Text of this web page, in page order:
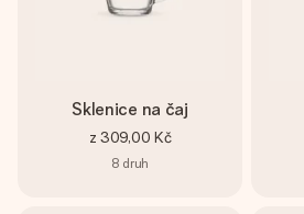
Sklenice na čaj
z 309,00 Kč
8 druh